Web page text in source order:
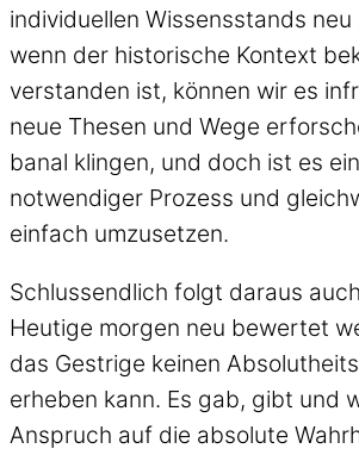
individuellen Wissensstands
wenn der historische Kontext
verstanden ist, können wir es
neue Thesen und Wege
banal klingen, und doch ist es
notwendiger Prozess und
einfach umzusetzen.
Schlussendlich folgt daraus
Heutige morgen neu bewertet
das Gestrige keinen
erheben kann. Es gab, gibt und
Anspruch auf die absolute